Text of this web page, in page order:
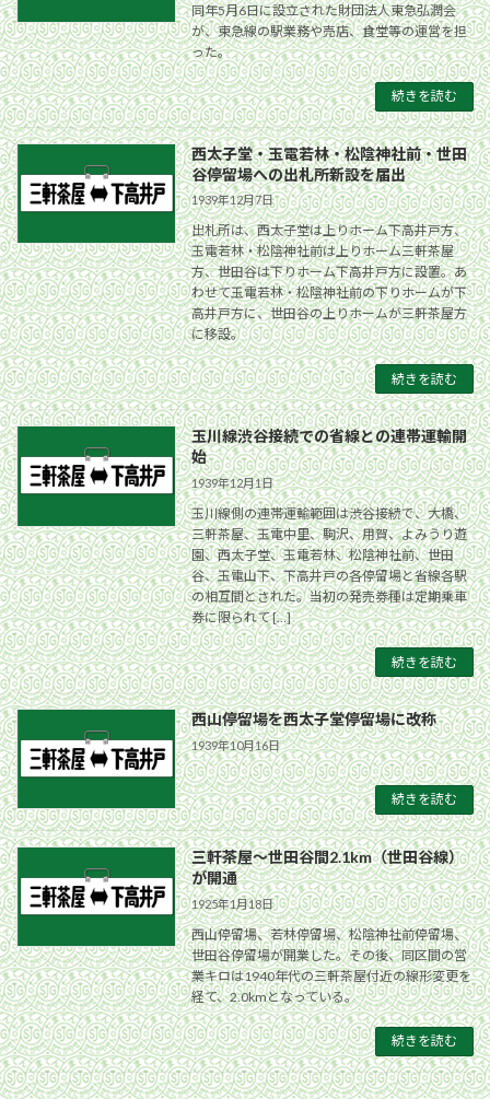
同年5月6日に設立された財団法人東急弘潤会
が、東急線の駅業務や売店、食堂等の運営を担
った。
続きを読む
西太子堂・玉電若林・松陰神社前・世田
谷停留場への出札所新設を届出
1939年12月7日
出札所は、西太子堂は上りホーム下高井戸方、
玉電若林・松陰神社前は上りホーム三軒茶屋
方、世田谷は下りホーム下高井戸方に設置。あ
わせて玉電若林・松陰神社前の下りホームが下
高井戸方に、世田谷の上りホームが三軒茶屋方
に移設。
続きを読む
玉川線渋谷接続での省線との連帯運輸開
始
1939年12月1日
玉川線側の連帯運輸範囲は渋谷接続で、大橋、
三軒茶屋、玉電中里、駒沢、用賀、よみうり遊
園、西太子堂、玉電若林、松陰神社前、世田
谷、玉電山下、下高井戸の各停留場と省線各駅
の相互間とされた。当初の発売券種は定期乗車
券に限られて […]
続きを読む
西山停留場を西太子堂停留場に改称
1939年10月16日
続きを読む
三軒茶屋〜世田谷間2.1km（世田谷線）
が開通
1925年1月18日
西山停留場、若林停留場、松陰神社前停留場、
世田谷停留場が開業した。その後、同区間の営
業キロは1940年代の三軒茶屋付近の線形変更を
経て、2.0kmとなっている。
続きを読む